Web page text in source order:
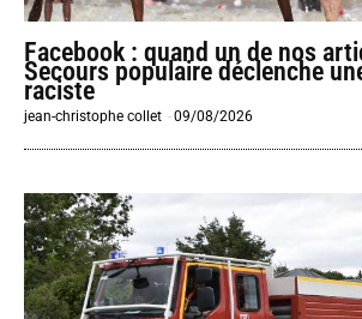
Facebook : quand un de nos
Secours populaire déclenche
raciste
jean-christophe collet -09/08/2026